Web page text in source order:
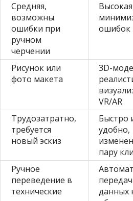
Средняя,
возможны
ошибки при
ручном
черчении
ошибок
Рисунок или
фото макета
3D-
VR/AR
Трудозатратно,
требуется
новый эскиз
Быстро
удобно,
пару
Ручное
переведение в
технические
данных